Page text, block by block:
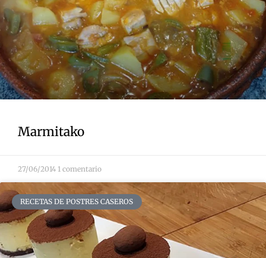
Marmitako
27/06/2014 1 comentario
RECETAS DE POSTRES CASEROS